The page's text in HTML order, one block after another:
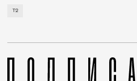
Т2 развивает решения для
Т2